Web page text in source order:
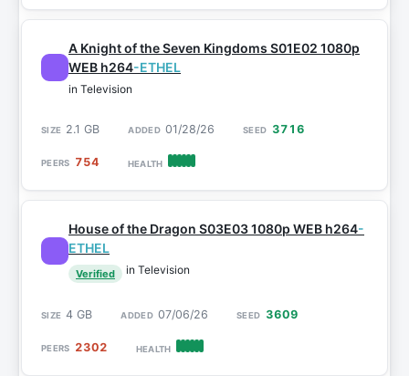
A Knight of the Seven Kingdoms S01E02 1080p
WEB h264-ETHEL
in Television
2.1 GB 01/28/26 3716
754
House of the Dragon S03E03 1080p WEB h264-
ETHEL
Verified in Television
4 GB 07/06/26 3609
2302